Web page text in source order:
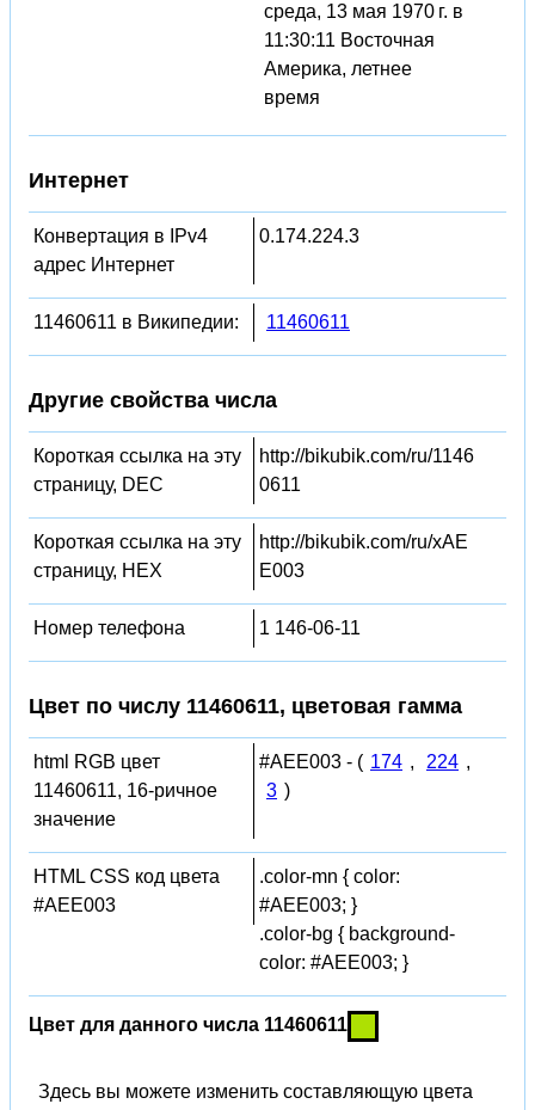
среда, 13 мая 1970 г. в
11:30:11 Восточная
Америка, летнее
время
Интернет
Конвертация в IPv4
адрес Интернет
0.174.224.3
11460611 в Википедии: 11460611
Другие свойства числа
Короткая ссылка на эту
страницу, DEC
http://bikubik.com/ru/1146
0611
Короткая ссылка на эту
страницу, HEX
http://bikubik.com/ru/xAE
E003
Номер телефона 1 146-06-11
Цвет по числу 11460611, цветовая гамма
html RGB цвет
11460611, 16-ричное
значение
#AEE003 - ( 174 , 224 ,
3 )
HTML CSS код цвета
#AEE003
.color-mn { color:
#AEE003; }
.color-bg { background-
color: #AEE003; }
Цвет для данного числа 11460611
Здесь вы можете изменить составляющую цвета